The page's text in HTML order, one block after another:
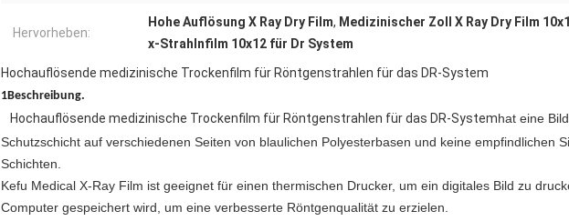
Hervorheben:
Hohe Auflösung X Ray Dry Film, Medizinischer Zoll X Ray Dry Film
x-Strahlnfilm 10x12 für Dr System
Hochauflösende medizinische Trockenfilm für Röntgenstrahlen für das DR-System
1Beschreibung.
Hochauflösende medizinische Trockenfilm für Röntgenstrahlen für das DR-Systemhat eine
Schutzschicht auf verschiedenen Seiten von blaulichen Polyesterbasen und keine empfindlichen
Schichten.
Kefu Medical X-Ray Film ist geeignet für einen thermischen Drucker, um ein digitales Bild zu
Computer gespeichert wird, um eine verbesserte Röntgenqualität zu erzielen.